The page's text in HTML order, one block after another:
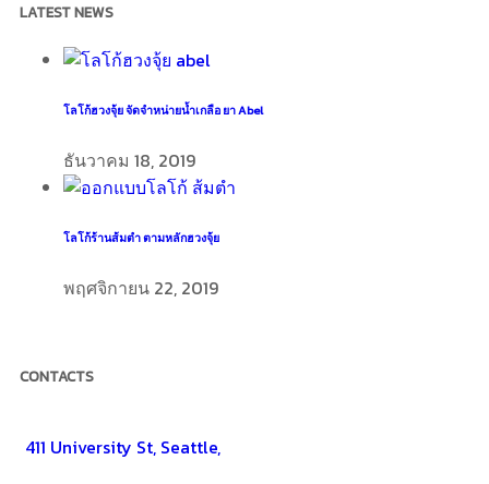
LATEST NEWS
โลโก้ฮวงจุ้ย จัดจำหน่ายน้ำเกลือ ยา Abel
ธันวาคม 18, 2019
โลโก้ร้านส้มตำ ตามหลักฮวงจุ้ย
พฤศจิกายน 22, 2019
CONTACTS
411 University St, Seattle,